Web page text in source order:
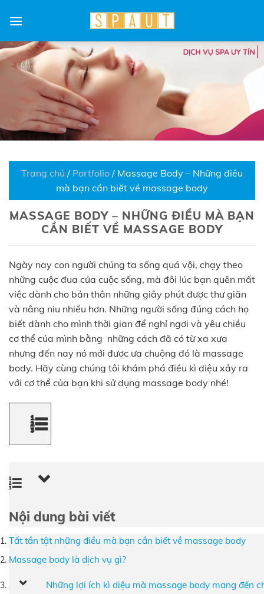
Trang chủ / Portfolio / Massage Body – Những điều
mà bạn cần biết về massage body
MASSAGE BODY – NHỮNG ĐIỀU MÀ BẠN
CẦN BIẾT VỀ MASSAGE BODY
Ngày nay con người chúng ta sống quá vội, chạy theo
những cuộc đua của cuộc sống, mà đôi lúc bạn quên mất
việc dành cho bản thân những giây phút được thư giãn
và nâng niu nhiều hơn. Những người sống đúng cách họ
biết dành cho mình thời gian để nghỉ ngơi và yêu chiều
cơ thể của mình bằng những cách đã có từ xa xưa
nhưng đến nay nó mới được ưa chuộng đó là massage
body. Hãy cùng chúng tôi khám phá điều kì diệu xảy ra
với cơ thể của bạn khi sử dụng massage body nhé!
Nội dung bài viết
Tất tần tật những điều mà bạn cần biết về massage body
Massage body là dịch vụ gì?
Những lợi ích kì diệu mà massage body mang đến